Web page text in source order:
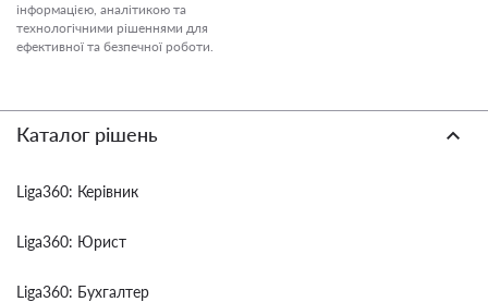
інформацією, аналітикою та
технологічними рішеннями для
ефективної та безпечної роботи.
Каталог рішень
Liga360: Керівник
Liga360: Юрист
Liga360: Бухгалтер